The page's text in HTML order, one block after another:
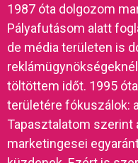
1987 óta dolgozom
Pályafutásom alatt
de média területen is
töltöttem időt. 1995
területére fókuszálok:
Tapasztalatom szerint
marketingesei